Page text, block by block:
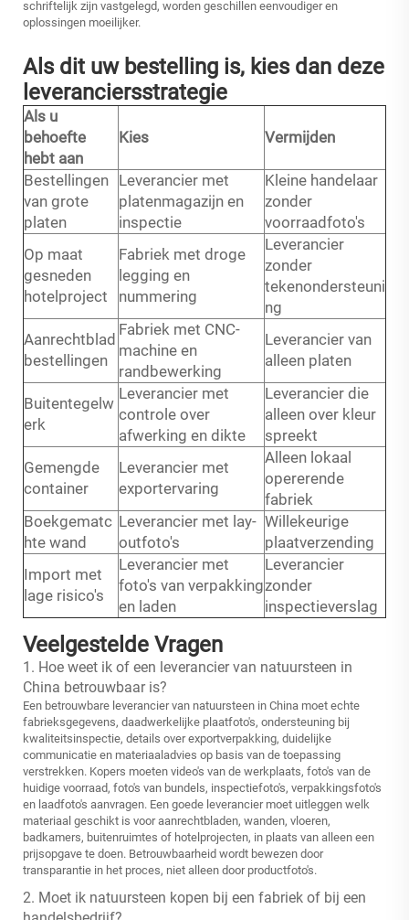
schriftelijk zijn vastgelegd, worden geschillen eenvoudiger en
oplossingen moeilijker.
Als dit uw bestelling is, kies dan deze
leveranciersstrategie
Als u
behoefte
hebt aan
Kies Vermijden
Bestellingen
van grote
platen
Leverancier met
platenmagazijn en
inspectie
Kleine handelaar
zonder
voorraadfoto's
Op maat
gesneden
hotelproject
Fabriek met droge
legging en
nummering
Leverancier
zonder
tekenondersteuni
ng
Aanrechtblad
bestellingen
Fabriek met CNC-
machine en
randbewerking
Leverancier van
alleen platen
Buitentegelw
erk
Leverancier met
controle over
afwerking en dikte
Leverancier die
alleen over kleur
spreekt
Gemengde
container
Leverancier met
exportervaring
Alleen lokaal
opererende
fabriek
Boekgematc
hte wand
Leverancier met lay-
outfoto's
Willekeurige
plaatverzending
Import met
lage risico's
Leverancier met
foto's van verpakking
en laden
Leverancier
zonder
inspectieverslag
Veelgestelde Vragen
1. Hoe weet ik of een leverancier van natuursteen in
China betrouwbaar is?
Een betrouwbare leverancier van natuursteen in China moet echte
fabrieksgegevens, daadwerkelijke plaatfoto's, ondersteuning bij
kwaliteitsinspectie, details over exportverpakking, duidelijke
communicatie en materiaaladvies op basis van de toepassing
verstrekken. Kopers moeten video's van de werkplaats, foto's van de
huidige voorraad, foto's van bundels, inspectiefoto's, verpakkingsfoto's
en laadfoto's aanvragen. Een goede leverancier moet uitleggen welk
materiaal geschikt is voor aanrechtbladen, wanden, vloeren,
badkamers, buitenruimtes of hotelprojecten, in plaats van alleen een
prijsopgave te doen. Betrouwbaarheid wordt bewezen door
transparantie in het proces, niet alleen door productfoto's.
2. Moet ik natuursteen kopen bij een fabriek of bij een